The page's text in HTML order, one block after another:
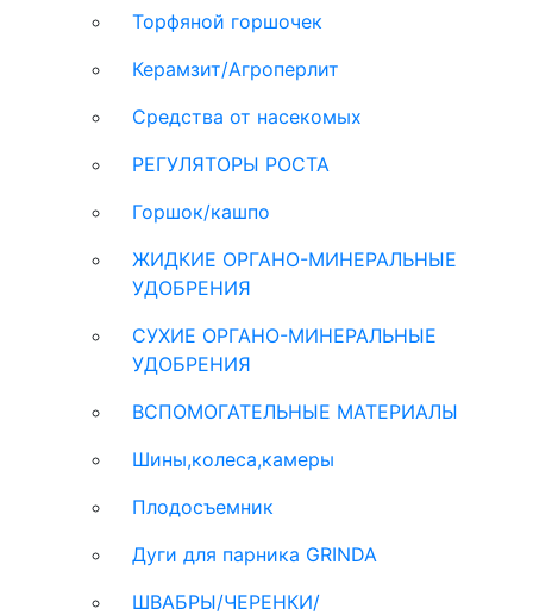
Торфяной горшочек
Керамзит/Агроперлит
Средства от насекомых
РЕГУЛЯТОРЫ РОСТА
Горшок/кашпо
ЖИДКИЕ ОРГАНО-МИНЕРАЛЬНЫЕ
УДОБРЕНИЯ
СУХИЕ ОРГАНО-МИНЕРАЛЬНЫЕ
УДОБРЕНИЯ
ВСПОМОГАТЕЛЬНЫЕ МАТЕРИАЛЫ
Шины,колеса,камеры
Плодосъемник
Дуги для парника GRINDA
ШВАБРЫ/ЧЕРЕНКИ/